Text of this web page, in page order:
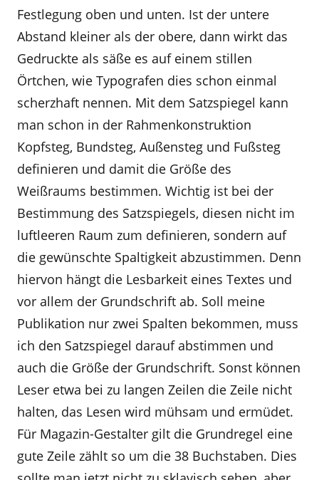
Festlegung oben und unten. Ist der untere
Abstand kleiner als der obere, dann wirkt das
Gedruckte als säße es auf einem stillen
Örtchen, wie Typografen dies schon einmal
scherzhaft nennen. Mit dem Satzspiegel kann
man schon in der Rahmenkonstruktion
Kopfsteg, Bundsteg, Außensteg und Fußsteg
definieren und damit die Größe des
Weißraums bestimmen. Wichtig ist bei der
Bestimmung des Satzspiegels, diesen nicht im
luftleeren Raum zum definieren, sondern auf
die gewünschte Spaltigkeit abzustimmen. Denn
hiervon hängt die Lesbarkeit eines Textes und
vor allem der Grundschrift ab. Soll meine
Publikation nur zwei Spalten bekommen, muss
ich den Satzspiegel darauf abstimmen und
auch die Größe der Grundschrift. Sonst können
Leser etwa bei zu langen Zeilen die Zeile nicht
halten, das Lesen wird mühsam und ermüdet.
Für Magazin-Gestalter gilt die Grundregel eine
gute Zeile zählt so um die 38 Buchstaben. Dies